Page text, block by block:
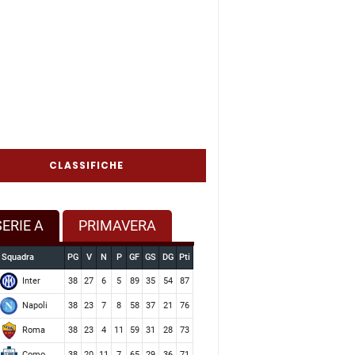
CLASSIFICHE
A PRIMAVERA
Squadra PG V N P GF GS DG Pti
Inter 38 27 6 5 89 35 54 87
Napoli 38 23 7 8 58 37 21 76
Roma 38 23 4 11 59 31 28 73